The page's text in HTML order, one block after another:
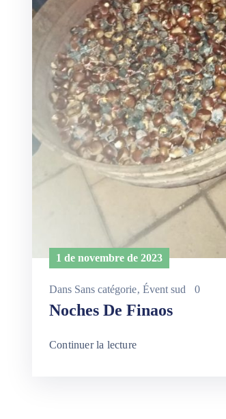
1 de novembre de 2023
Dans Sans catégorie‚ Évent sud 0
Noches De Finaos
Continuer la lecture